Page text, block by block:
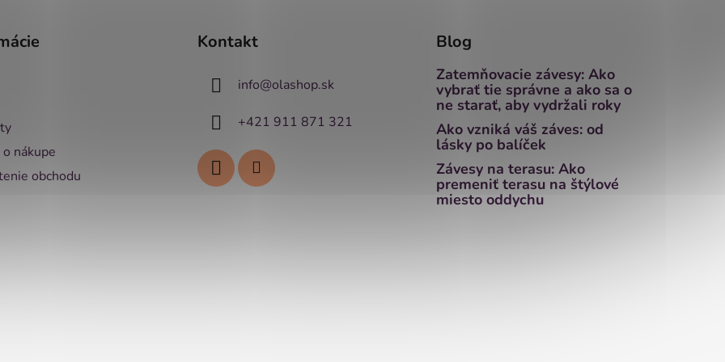
nákupe
obchodu
Kontakt
info@olashop.sk
+421 911 871 321
Blog
Zatemňovacie závesy: Ako
vybrať tie správne a ako sa o
ne starať, aby vydržali roky
Ako vzniká váš záves: od
lásky po balíček
Závesy na terasu: Ako
premeniť terasu na štýlové
miesto oddychu